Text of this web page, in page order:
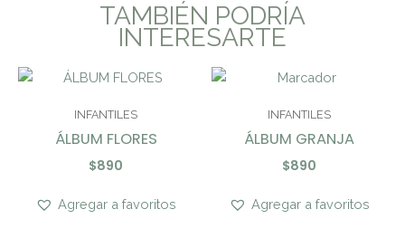
TAMBIÉN PODRÍA
INTERESARTE
INFANTILES
ÁLBUM FLORES
$890
Agregar a favoritos
INFANTILES
ÁLBUM GRANJA
$890
Agregar a favoritos